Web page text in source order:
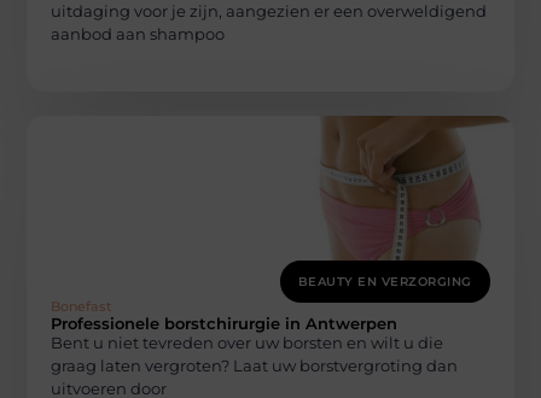
uitdaging voor je zijn, aangezien er een overweldigend
aanbod aan shampoo
BEAUTY EN VERZORGING
Bonefast
Professionele borstchirurgie in Antwerpen
Bent u niet tevreden over uw borsten en wilt u die
graag laten vergroten? Laat uw borstvergroting dan
uitvoeren door